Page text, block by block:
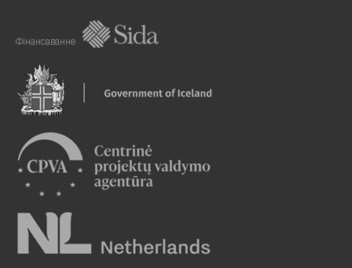
Фінансаванне